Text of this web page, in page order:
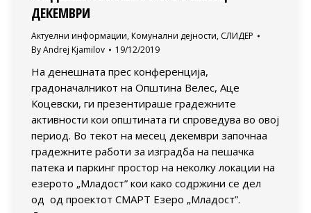
ДЕКЕМВРИ
Актуелни информации, Комунални дејности, СЛИДЕР
ByAndrej Kjamilov 19/12/2019
На денешната прес конференција,
градоначалникот на Општина Велес, Аце
Коцевски, ги презентираше градежните
активности кои општината ги спроведува во овој
период. Во текот на месец декември започнаа
градежните работи за изградба на пешачка
патека и паркинг простор на неколку локации на
езерото „Младост” кои како содржини се дел
од од проектот СМАРТ Езеро „Младост”.